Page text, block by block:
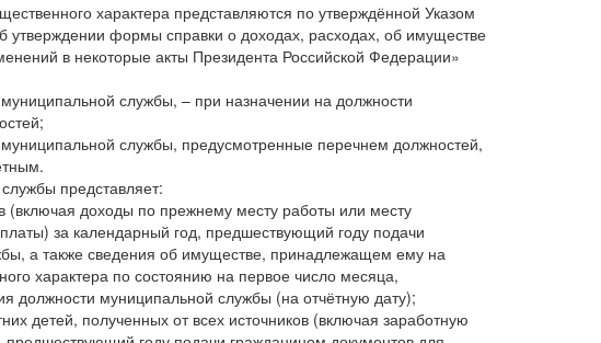
характера представляются по утверждённой Указом
формы справки о доходах, расходах, об имуществе
в некоторые акты Президента Российской Федерации»
службы, – при назначении на должности
службы, предусмотренные перечнем должностей,
представляет:
(включая доходы по прежнему месту работы или месту
за календарный год, предшествующий году подачи
а также сведения об имуществе, принадлежащем ему на
характера по состоянию на первое число месяца,
должности муниципальной службы (на отчётную дату);
детей, полученных от всех источников (включая заработную